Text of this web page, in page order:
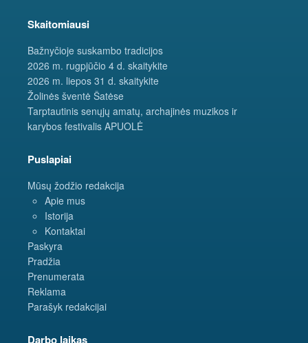
Skaitomiausi
Bažnyčioje suskambo tradicijos
2026 m. rugpjūčio 4 d. skaitykite
2026 m. liepos 31 d. skaitykite
Žolinės šventė Šatėse
Tarptautinis senųjų amatų, archajinės muzikos ir
karybos festivalis APUOLĖ
Puslapiai
Mūsų žodžio redakcija
Apie mus
Istorija
Kontaktai
Paskyra
Pradžia
Prenumerata
Reklama
Parašyk redakcijai
Darbo laikas